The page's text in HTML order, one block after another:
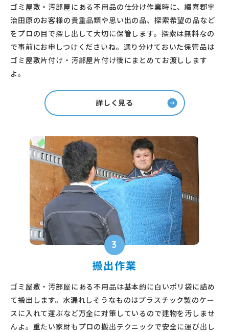
ゴミ屋敷・汚部屋にある不用品の仕分け作業時に、綴喜郡宇
治田原のお客様の貴重品類や思い出の品、探索希望の品など
をプロの目で探し出して大切に保管します。探索は無料なの
で事前にお申しつけくださいね。選り分けておいた保管品は
ゴミ屋敷片付け・汚部屋片付け後にまとめてお渡しします
よ。
詳しく見る
3
搬出作業
ゴミ屋敷・汚部屋にある不用品は基本的に白いポリ袋に詰め
て搬出します。水漏れしそうなものはプラスチック製のケー
スに入れて運ぶなど万全に対策しているので建物を汚しませ
んよ。重たい家財もプロの搬出テクニックで安全に運び出し